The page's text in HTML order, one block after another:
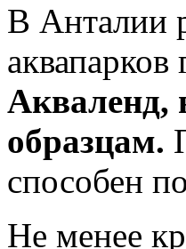
В Анталии
аквапарков
Акваленд,
образцам.
способен
Не менее